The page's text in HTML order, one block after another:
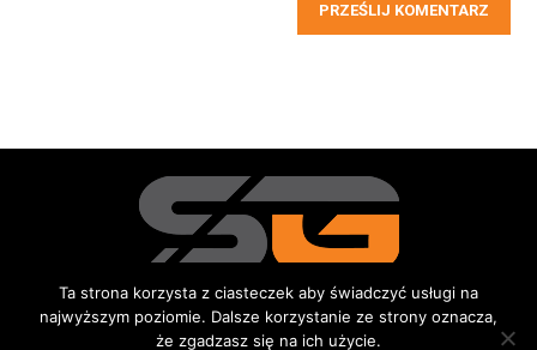
PRZEŚLIJ KOMENTARZ
Redakcja Kontakt Reklama Do pobrania
Ta strona korzysta z ciasteczek aby świadczyć usługi na
najwyższym poziomie. Dalsze korzystanie ze strony oznacza,
że zgadzasz się na ich użycie.